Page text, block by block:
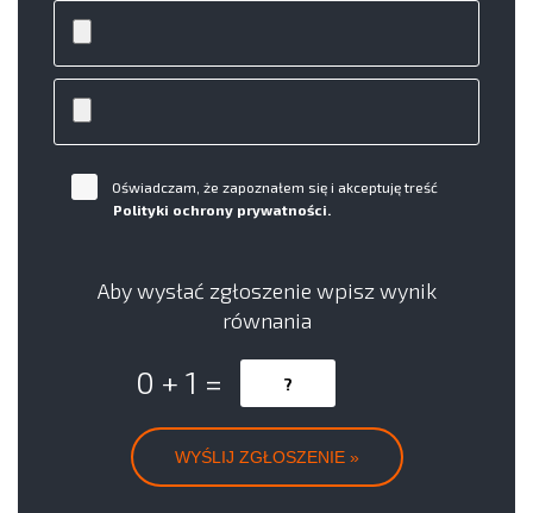
Oświadczam, że zapoznałem się i akceptuję treść
Polityki ochrony prywatności.
Aby wysłać zgłoszenie wpisz wynik
równania
0 + 1 =